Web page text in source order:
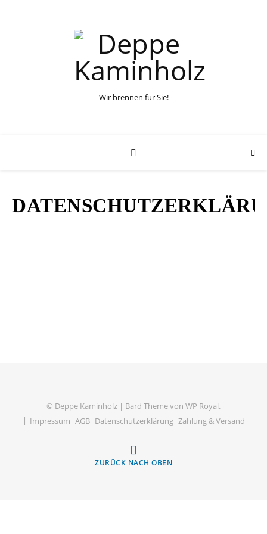
Wir brennen für Sie!
© Deppe Kaminholz | Bard Theme von WP Royal.
Impressum AGB Datenschutzerklärung Zahlung & Versand
ZURÜCK NACH OBEN